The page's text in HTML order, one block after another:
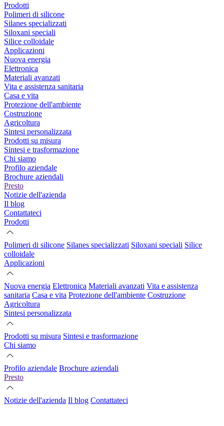
Prodotti
Polimeri di silicone
Silanes specializzati
Siloxani speciali
Silice colloidale
Applicazioni
Nuova energia
Elettronica
Materiali avanzati
Vita e assistenza sanitaria
Casa e vita
Protezione dell'ambiente
Costruzione
Agricoltura
Sintesi personalizzata
Prodotti su misura
Sintesi e trasformazione
Chi siamo
Profilo aziendale
Brochure aziendali
Presto
Notizie dell'azienda
Il blog
Contattateci
Prodotti
Polimeri di silicone Silanes specializzati Siloxani speciali Silice
colloidale
Applicazioni
Nuova energia Elettronica Materiali avanzati Vita e assistenza
sanitaria Casa e vita Protezione dell'ambiente Costruzione
Agricoltura
Sintesi personalizzata
Prodotti su misura Sintesi e trasformazione
Chi siamo
Profilo aziendale Brochure aziendali
Presto
Notizie dell'azienda Il blog Contattateci